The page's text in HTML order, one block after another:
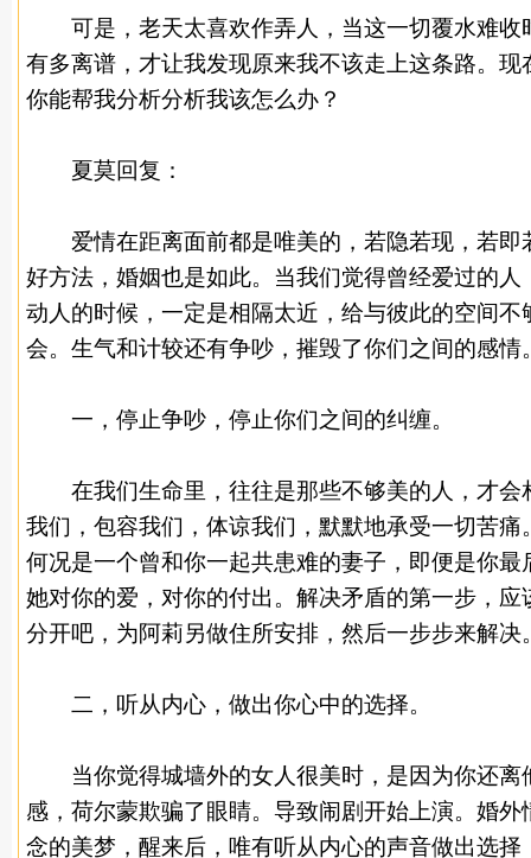
可是，老天太喜欢作弄人，当这一切覆水难收
有多离谱，才让我发现原来我不该走上这条路。现
你能帮我分析分析我该怎么办？
夏莫回复：
爱情在距离面前都是唯美的，若隐若现，若即
好方法，婚姻也是如此。当我们觉得曾经爱过的人
动人的时候，一定是相隔太近，给与彼此的空间不
会。生气和计较还有争吵，摧毁了你们之间的感情
一，停止争吵，停止你们之间的纠缠。
在我们生命里，往往是那些不够美的人，才会
我们，包容我们，体谅我们，默默地承受一切苦痛
何况是一个曾和你一起共患难的妻子，即便是你最
她对你的爱，对你的付出。解决矛盾的第一步，应
分开吧，为阿莉另做住所安排，然后一步步来解决
二，听从内心，做出你心中的选择。
当你觉得城墙外的女人很美时，是因为你还离
感，荷尔蒙欺骗了眼睛。导致闹剧开始上演。婚
念的美梦，醒来后，唯有听从内心的声音做出选择